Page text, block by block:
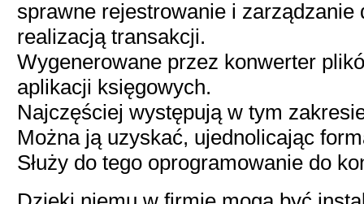
sprawne rejestrowanie i
realizacją transakcji.
Wygenerowane przez konwerter
aplikacji księgowych.
Najczęściej występują w tym
Można ją uzyskać, ujednolicając
Służy do tego oprogramowanie do